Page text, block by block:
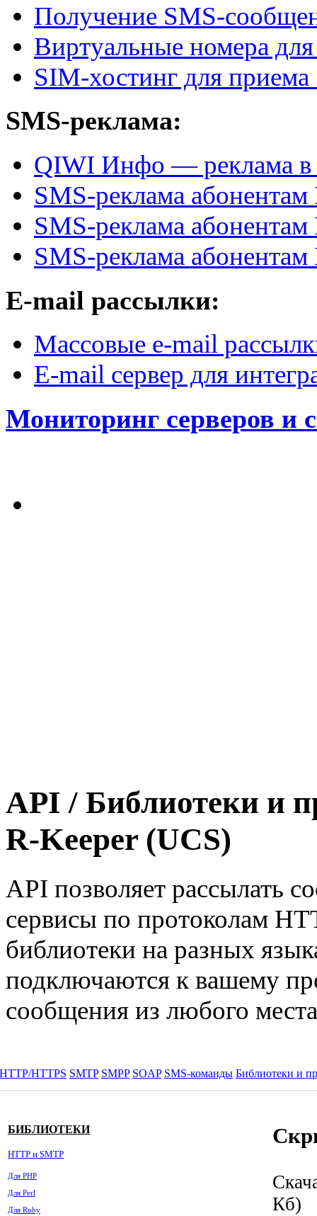
Получение SMS-
Виртуальные номера
SIM-хостинг для
SMS-реклама:
QIWI Инфо — реклама в
SMS-реклама
SMS-реклама
SMS-реклама абонентам
E-mail рассылки:
Массовые e-mail
E-mail сервер для
Мониторинг серверов и
API / Библиотеки и
R-Keeper (UCS)
API позволяет рассылать
сервисы по протоколам
библиотеки на разных
подключаются к вашему
сообщения из любого
HTTP/HTTPS SMTP SMPP SOAP SMS-команды Библиотеки и
БИБЛИОТЕКИ
HTTP и SMTP
Для PHP
Для Perl
Для Ruby
Кб)